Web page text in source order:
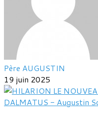
Père AUGUSTIN
19 juin 2025